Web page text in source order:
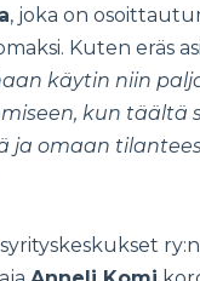
, joka on
Kuten eräs
käytin niin
kun täältä
ja omaan
ry:n